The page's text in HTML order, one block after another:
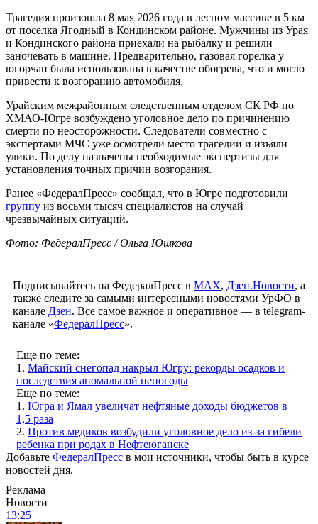
Трагедия произошла 8 мая 2026 года в лесном массиве в 5 км
от поселка Ягодный в Кондинском районе. Мужчины из Урая
и Кондинского района приехали на рыбалку и решили
заночевать в машине. Предварительно, газовая горелка у
югорчан была использована в качестве обогрева, что и могло
привести к возгоранию автомобиля.
Урайским межрайонным следственным отделом СК РФ по
ХМАО-Югре возбуждено уголовное дело по причинению
смерти по неосторожности. Следователи совместно с
экспертами МЧС уже осмотрели место трагедии и изъяли
улики. По делу назначены необходимые экспертизы для
установления точных причин возгорания.
Ранее «ФедералПресс» сообщал, что в Югре подготовили
группу из восьми тысяч специалистов на случай
чрезвычайных ситуаций.
Фото: ФедералПресс / Ольга Юшкова
Подписывайтесь на ФедералПресс в МАХ, Дзен.Новости, а
также следите за самыми интересными новостями УрФО в
канале Дзен. Все самое важное и оперативное — в telegram-
канале «ФедералПресс».
Еще по теме:
1. Майский снегопад накрыл Югру: рекорды осадков и
последствия аномальной непогоды
Еще по теме:
1. Югра и Ямал увеличат нефтяные доходы бюджетов в
1,5 раза
2. Против медиков возбудили уголовное дело из-за гибели
ребенка при родах в Нефтеюганске
Добавьте ФедералПресс в мои источники, чтобы быть в курсе
новостей дня.
Реклама
Новости
13:25